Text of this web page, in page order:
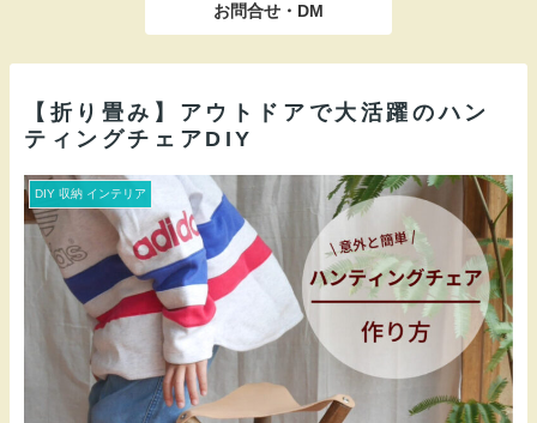
お問合せ・DM
【折り畳み】アウトドアで大活躍のハン
ティングチェアDIY
DIY 収納 インテリア